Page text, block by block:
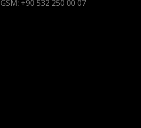
GSM: +90 532 250 00 07